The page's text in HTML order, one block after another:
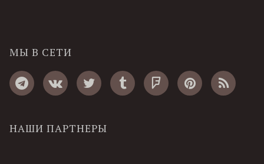
МЫ В СЕТИ
НАШИ ПАРТНЕРЫ